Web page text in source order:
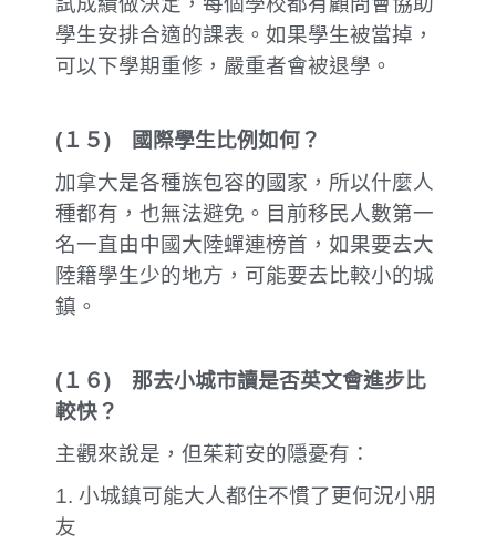
學生安排合適的課表。如果學生被當掉，
可以下學期重修，嚴重者會被退學。
(１５) 國際學生比例如何？
加拿大是各種族包容的國家，所以什麼人
種都有，也無法避免。目前移民人數第一
名一直由中國大陸蟬連榜首，如果要去大
陸籍學生少的地方，可能要去比較小的城
鎮。
(１６) 那去小城市讀是否英文會進步比
較快？
主觀來說是，但茱莉安的隱憂有：
1. 小城鎮可能大人都住不慣了更何況小朋
友